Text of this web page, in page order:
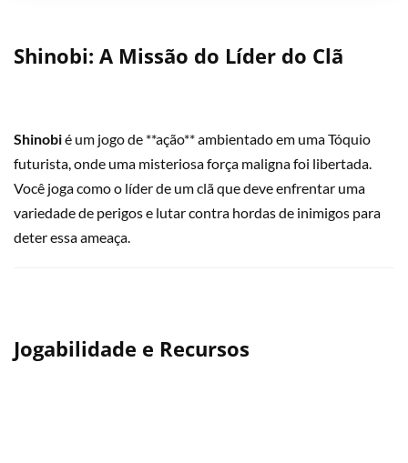
Shinobi: A Missão do Líder do Clã
Shinobié um jogo de **ação** ambientado em uma Tóquio
futurista, onde uma misteriosa força maligna foi libertada.
Você joga como o líder de um clã que deve enfrentar uma
variedade de perigos e lutar contra hordas de inimigos para
deter essa ameaça.
Jogabilidade e Recursos